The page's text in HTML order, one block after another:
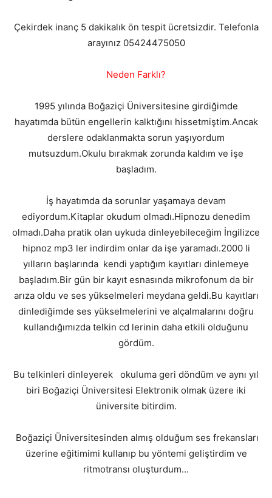
Çekirdek inanç 5 dakikalık ön tespit ücretsizdir. Telefonla
arayınız 05424475050
Neden Farklı?
1995 yılında Boğaziçi Üniversitesine girdiğimde
hayatımda bütün engellerin kalktığını hissetmiştim.Ancak
derslere odaklanmakta sorun yaşıyordum
mutsuzdum.Okulu bırakmak zorunda kaldım ve işe
başladım.
İş hayatımda da sorunlar yaşamaya devam
ediyordum.Kitaplar okudum olmadı.Hipnozu denedim
olmadı.Daha pratik olan uykuda dinleyebileceğim İngilizce
hipnoz mp3 ler indirdim onlar da işe yaramadı.2000 li
yılların başlarında kendi yaptığım kayıtları dinlemeye
başladım.Bir gün bir kayıt esnasında mikrofonum da bir
arıza oldu ve ses yükselmeleri meydana geldi.Bu kayıtları
dinlediğimde ses yükselmelerini ve alçalmalarını doğru
kullandığımızda telkin cd lerinin daha etkili olduğunu
gördüm.
Bu telkinleri dinleyerek okuluma geri döndüm ve aynı yıl
biri Boğaziçi Üniversitesi Elektronik olmak üzere iki
üniversite bitirdim.
Boğaziçi Üniversitesinden almış olduğum ses frekansları
üzerine eğitimimi kullanıp bu yöntemi geliştirdim ve
ritmotransı oluşturdum...